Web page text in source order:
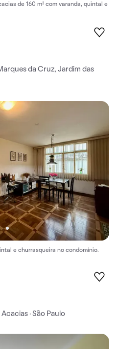
de 160 m² com varanda, quintal e
da Cruz, Jardim das
e churrasqueira no condomínio.
· São Paulo